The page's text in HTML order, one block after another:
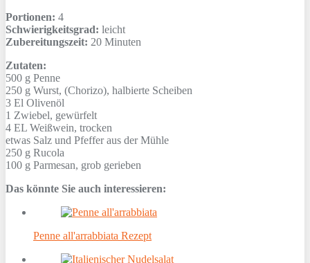
Portionen: 4
Schwierigkeitsgrad: leicht
Zubereitungszeit: 20 Minuten
Zutaten:
500 g Penne
250 g Wurst, (Chorizo), halbierte Scheiben
3 El Olivenöl
1 Zwiebel, gewürfelt
4 EL Weißwein, trocken
etwas Salz und Pfeffer aus der Mühle
250 g Rucola
100 g Parmesan, grob gerieben
Das könnte Sie auch interessieren:
Penne all'arrabbiata Rezept